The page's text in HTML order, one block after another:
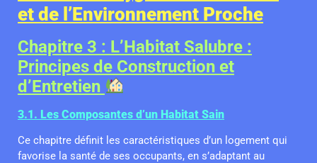
et de l’Environnement Proche
Chapitre 3 : L’Habitat Salubre :
Principes de Construction et
d’Entretien
3.1. Les Composantes d’un Habitat Sain
Ce chapitre définit les caractéristiques d’un logement qui
favorise la santé de ses occupants, en s’adaptant au